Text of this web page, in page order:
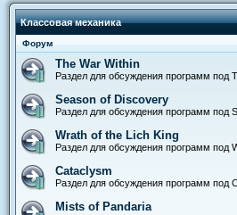
Классовая механика
Форум
The War Within
Раздел для обсуждения программ под
Season of Discovery
Раздел для обсуждения программ под
Wrath of the Lich King
Раздел для обсуждения программ под
Cataclysm
Раздел для обсуждения программ под
Mists of Pandaria